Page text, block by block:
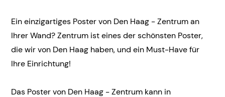
Ein einzigartiges Poster von Den Haag - Zentrum an
Ihrer Wand? Zentrum ist eines der schönsten Poster,
die wir von Den Haag haben, und ein Must-Have für
Ihre Einrichtung!
Das Poster von Den Haag - Zentrum kann in